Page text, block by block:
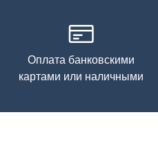
Оплата банковскими
картами или наличными